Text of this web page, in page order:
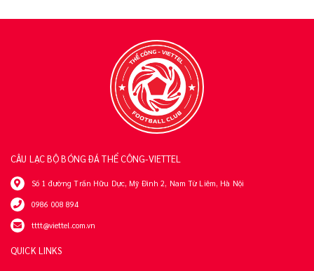
CÂU LẠC BỘ BÓNG ĐÁ THỂ CÔNG-VIETTEL
Số 1 đường Trần Hữu Dực, Mỹ Đình 2, Nam Từ Liêm, Hà Nội
0986 008 894
tttt@viettel.com.vn
QUICK LINKS